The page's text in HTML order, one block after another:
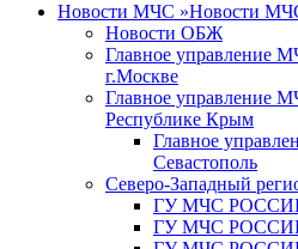
Новости МЧС »Новости
Новости ОБЖ
Главное управление
г.Москве
Главное управление
Республике Крым
Главное
Севастополь
Северо-Западный
ГУ МЧС
ГУ МЧС